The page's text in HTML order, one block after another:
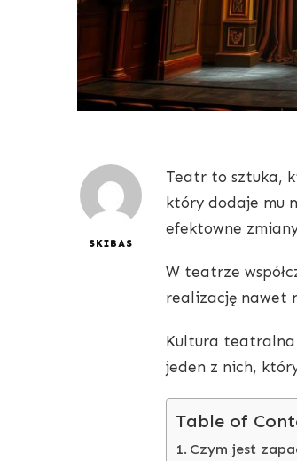
SKIBAS
Teatr to sztuka,
który dodaje mu
efektowne
W teatrze
realizację nawet
Kultura
jeden z nich,
Table of
Czym jest